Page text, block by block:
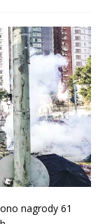
nagrody 61